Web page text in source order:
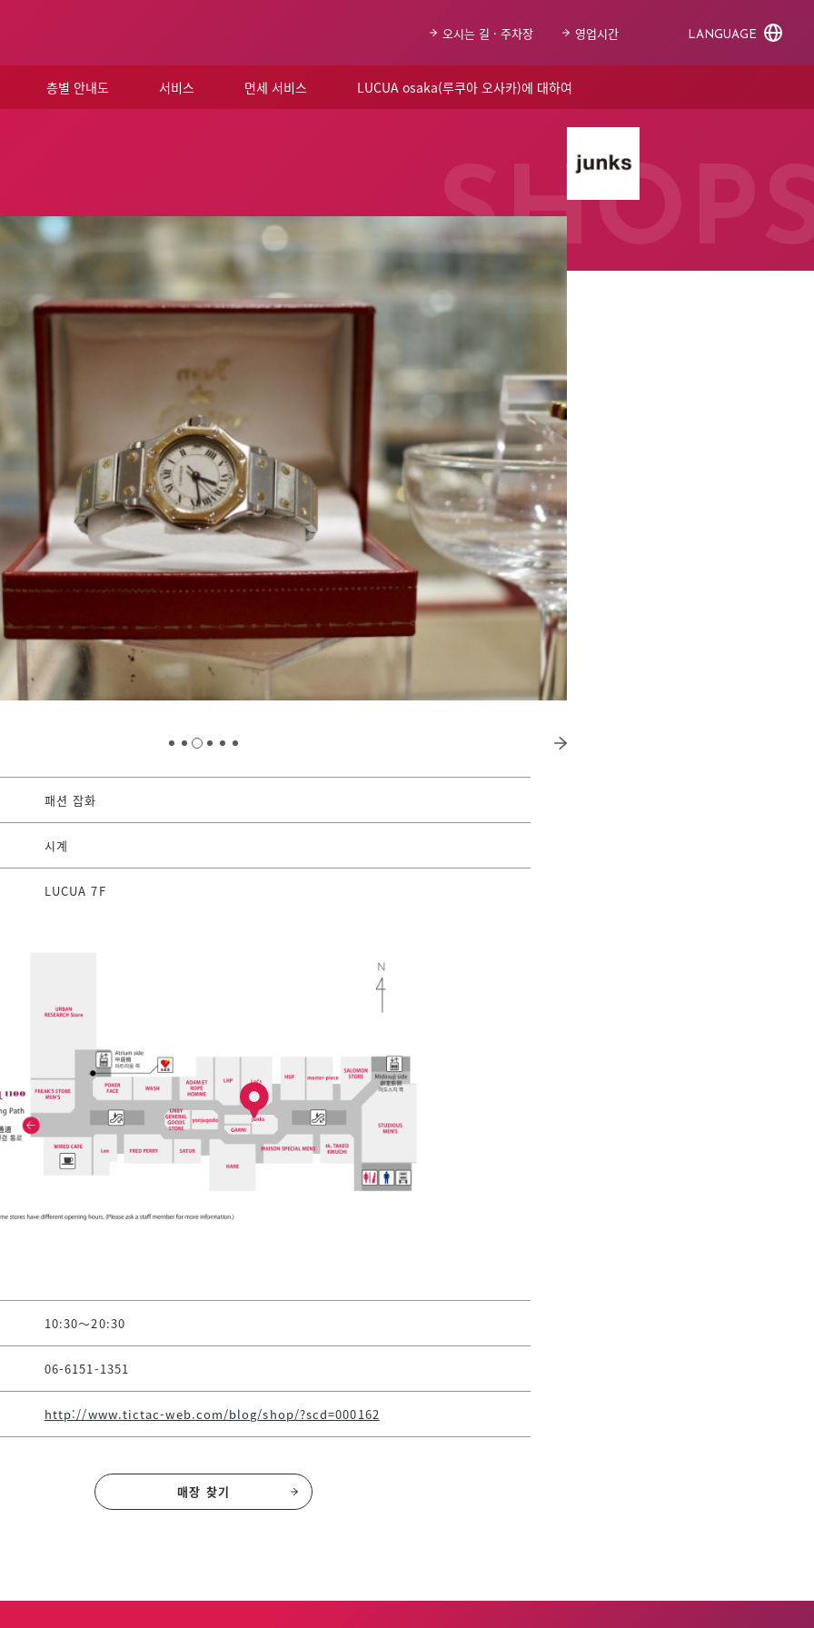
오시는 길 · 주차장 영업시간 LANGUAGE
층별 안내도 서비스 면세 서비스 LUCUA osaka(루쿠아 오사카)에 대하여
패션 잡화
시계
LUCUA 7F
10:30～20:30
06-6151-1351
http://www.tictac-web.com/blog/shop/?scd=000162
매장 찾기